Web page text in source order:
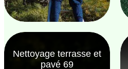
Nettoyage terrasse et
pavé 69